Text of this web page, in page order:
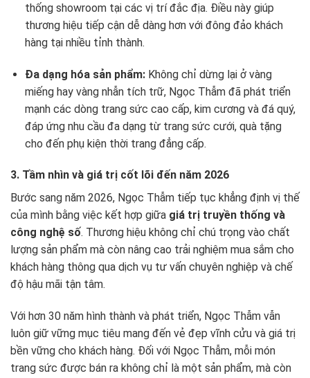
thống showroom tại các vị trí đắc địa. Điều này giúp
thương hiệu tiếp cận dễ dàng hơn với đông đảo khách
hàng tại nhiều tỉnh thành.
Đa dạng hóa sản phẩm:Không chỉ dừng lại ở vàng
miếng hay vàng nhẫn tích trữ, Ngọc Thẫm đã phát triển
mạnh các dòng trang sức cao cấp, kim cương và đá quý,
đáp ứng nhu cầu đa dạng từ trang sức cưới, quà tặng
cho đến phụ kiện thời trang đẳng cấp.
3. Tầm nhìn và giá trị cốt lõi đến năm 2026
Bước sang năm 2026, Ngọc Thẫm tiếp tục khẳng định vị thế
của mình bằng việc kết hợp giữa giá trị truyền thống và
công nghệ số. Thương hiệu không chỉ chú trọng vào chất
lượng sản phẩm mà còn nâng cao trải nghiệm mua sắm cho
khách hàng thông qua dịch vụ tư vấn chuyên nghiệp và chế
độ hậu mãi tận tâm.
Với hơn 30 năm hình thành và phát triển, Ngọc Thẫm vẫn
luôn giữ vững mục tiêu mang đến vẻ đẹp vĩnh cửu và giá trị
bền vững cho khách hàng. Đối với Ngọc Thẫm, mỗi món
trang sức được bán ra không chỉ là một sản phẩm, mà còn